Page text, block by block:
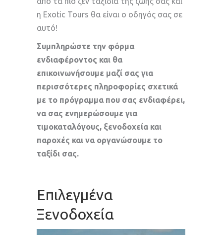
η Exotic Tours θα είναι ο οδηγός σας σε
αυτό!
Συμπληρώστε την φόρμα
ενδιαφέροντος και θα
επικοινωνήσουμε μαζί σας για
περισσότερες πληροφορίες σχετικά
με το πρόγραμμα που σας ενδιαφέρει,
να σας ενημερώσουμε για
τιμοκαταλόγους, ξενοδοχεία και
παροχές και να οργανώσουμε το
ταξίδι σας.
Επιλεγμένα
Ξενοδοχεία